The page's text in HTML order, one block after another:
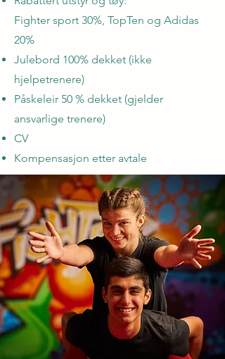
Fighter sport 30%, TopTen og Adidas
20%
Julebord 100% dekket (ikke
hjelpetrenere)
Påskeleir 50 % dekket (gjelder
ansvarlige trenere)
CV
Kompensasjon etter avtale